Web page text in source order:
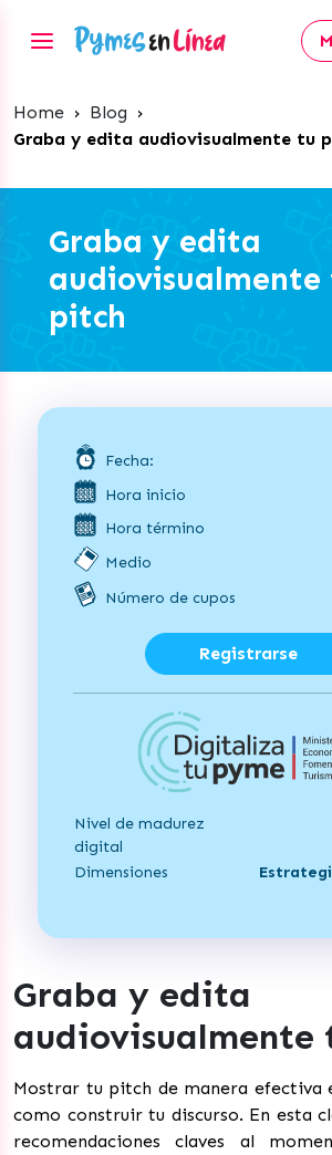
Home › Blog ›
Graba y edita audiovisualmente tu
Graba y edita
audiovisualmente
pitch
Fecha:
Hora inicio
Hora término
Medio
Número de cupos
Registrarse
Nivel de madurez
digital
Dimensiones
Graba y edita
audiovisualmente
Mostrar tu pitch de manera efectiva
como construir tu discurso. En esta
recomendaciones claves al